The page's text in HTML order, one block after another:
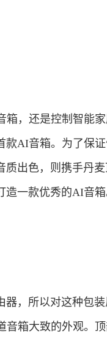
箱，还是控制智能
款AI音箱。为了保
质出色，则携手丹
一款优秀的AI音
器，所以对这种包
音箱大致的外观。